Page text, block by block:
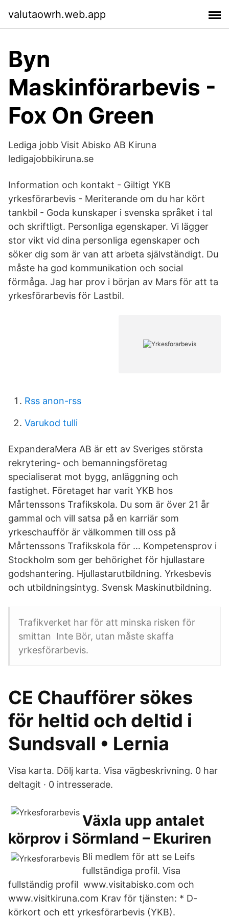
valutaowrh.web.app
Byn
Maskinförarbevis -
Fox On Green
Lediga jobb Visit Abisko AB Kiruna
ledigajobbikiruna.se
Information och kontakt - Giltigt YKB
yrkesförarbevis - Meriterande om du har kört
tankbil - Goda kunskaper i svenska språket i tal
och skriftligt. Personliga egenskaper. Vi lägger
stor vikt vid dina personliga egenskaper och
söker dig som är van att arbeta självständigt. Du
måste ha god kommunikation och social
förmåga. Jag har prov i början av Mars för att ta
yrkesförarbevis för Lastbil.
Rss anon-rss
Varukod tulli
ExpanderaMera AB är ett av Sveriges största
rekrytering- och bemanningsföretag
specialiserat mot bygg, anläggning och
fastighet. Företaget har varit YKB hos
Mårtenssons Trafikskola. Du som är över 21 år
gammal och vill satsa på en karriär som
yrkeschaufför är välkommen till oss på
Mårtenssons Trafikskola för … Kompetensprov i
Stockholm som ger behörighet för hjullastare
godshantering. Hjullastarutbildning. Yrkesbevis
och utbildningsintyg. Svensk Maskinutbildning.
Trafikverket har för att minska risken för
smittan Inte Bör, utan måste skaffa
yrkesförarbevis.
CE Chaufförer sökes
för heltid och deltid i
Sundsvall • Lernia
Visa karta. Dölj karta. Visa vägbeskrivning. 0 har
deltagit · 0 intresserade.
Växla upp antalet
körprov i Sörmland – Ekuriren
Bli medlem för att se Leifs
fullständiga profil. Visa
fullständig profil www.visitabisko.com och
www.visitkiruna.com Krav för tjänsten: * D-
körkort och ett yrkesförarbevis (YKB).